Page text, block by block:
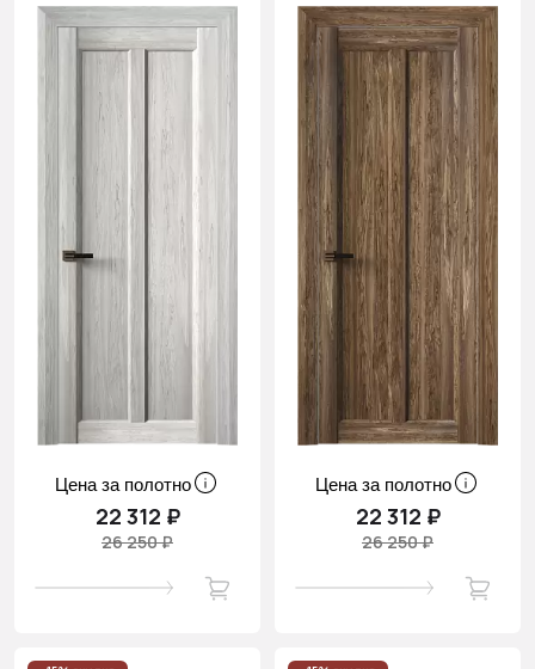
Цена за полотно
22 312 ₽
26 250 ₽
Цена за полотно
22 312 ₽
26 250 ₽